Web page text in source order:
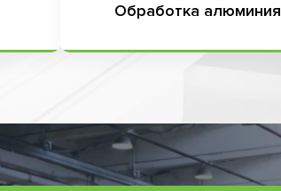
Обработка алюминия